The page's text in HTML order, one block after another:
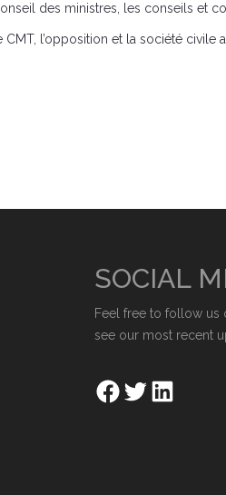
des ministres, les conseils et
l’opposition et la société civile
SOCIAL
Feel free to follow us
see our most recent